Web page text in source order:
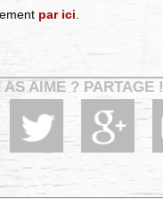
par ici.
AS AIME ? PARTAGE !